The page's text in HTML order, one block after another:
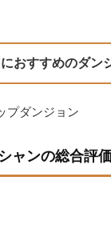
おすすめのダン
プダンジョン
ャンの総合評